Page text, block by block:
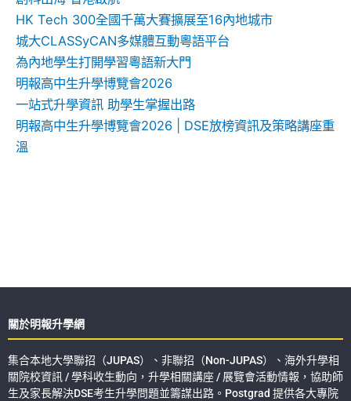
HK Tech 300全國千萬大賽擴展至16內地城市
城大CLASSyCAN多媒體互動粵語平台
為內地學生打開學習粵語新大門
明報高中生升學博覽會2026
一站式升學資訊 助學生掌握出路
明報高中生升學博覽會2026 | DSE放榜資訊及策略講座重
溫
關於明報升學網
集合本地大學聯招（JUPAS）、非聯招（Non-JUPAS）、海外升學相
關院校資訊 / 學科收生動向，升學相關講座 / 展覽會活動情報，協助師
生及家長解決DSE考生升學問題並籌謀出路。Postgrad 提供各大專院